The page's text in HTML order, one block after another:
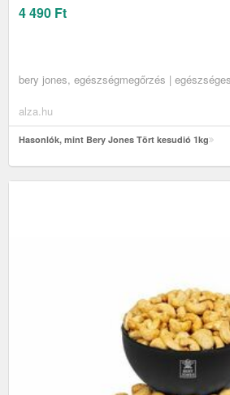
4 490 Ft
bery jones, egészségmegőrzés |
alza.hu
Hasonlók, mint Bery Jones Tört kesudió 1kg